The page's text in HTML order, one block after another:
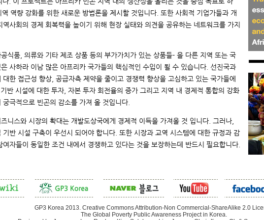
역량 강화를 위한 새로운 방법론을 제시할 것입니다. 또한 사회적 기업가들과 개
역사회의 경제 회복력을 높이기 위해 현장 실태와 의견을 공유하는 네트워크를 가지
식품, 의류와 기타 제조 상품 등의 부가가치가 있는 상품들- 을 다른 지역 또는 국
사하라 이남 많은 아프리카 국가들의 핵심적인 수입이 될 수 있습니다. 선진국과
대한 접근성 향상, 공급자측 제약을 줄이고 경쟁력 향상을 고심하고 있는 국가들에
반 시설에 대한 투자, 자본 투자 회전율의 증가 그리고 지역 내 경제적 통합의 강화
극적으로 빈곤의 감소를 가져 올 것입니다.
니스와 시장의 확대는 개발도상국에게 경제적 이득을 가져올 것 입니다. 그러나,
기반 시설 구축이 우선시 되어야 합니다. 또한 시장과 교역 시스템에 대한 규정과 감
여자들이 동일한 조건 내에서 경쟁하고 있다는 것을 보장하는데 반드시 필요합니다.
GP3 Korea 2013. Creative Commons Attribution-Non Commercial-ShareAlike 2.0
The Global Poverty Public Awareness Project in Korea.